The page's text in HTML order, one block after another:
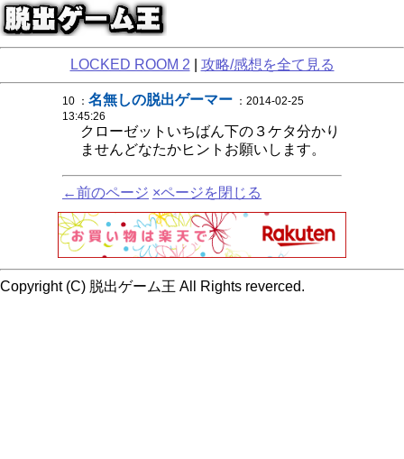
LOCKED ROOM 2 攻略/感想を全て見る
10 ： 名無しの脱出ゲーマー ：2014-02-25
13:45:26
クローゼットいちばん下の３ケタ分かり
ませんどなたかヒントお願いします。
←前のページ ×ページを閉じる
Copyright (C) 脱出ゲーム王 All Rights reverced.